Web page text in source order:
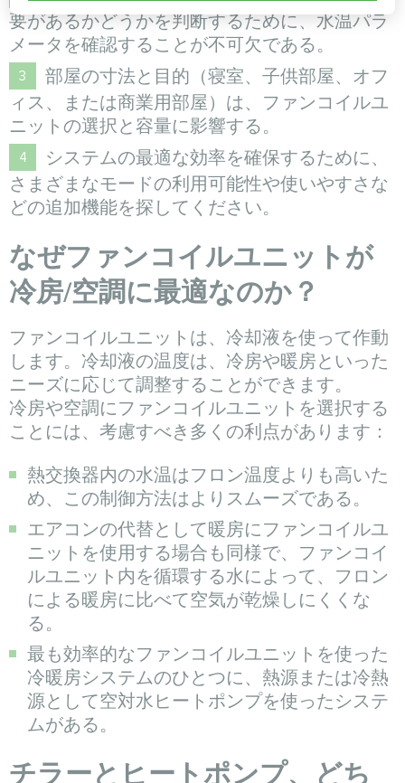
要があるかどうかを判断するために、水温パラ
メータを確認することが不可欠である。
部屋の寸法と目的（寝室、子供部屋、オフ
ィス、または商業用部屋）は、ファンコイルユ
ニットの選択と容量に影響する。
システムの最適な効率を確保するために、
さまざまなモードの利用可能性や使いやすさな
どの追加機能を探してください。
なぜファンコイルユニットが
冷房/空調に最適なのか？
ファンコイルユニットは、冷却液を使って作動
します。冷却液の温度は、冷房や暖房といった
ニーズに応じて調整することができます。
冷房や空調にファンコイルユニットを選択する
ことには、考慮すべき多くの利点があります：
熱交換器内の水温はフロン温度よりも高いた
め、この制御方法はよりスムーズである。
エアコンの代替として暖房にファンコイルユ
ニットを使用する場合も同様で、ファンコイ
ルユニット内を循環する水によって、フロン
による暖房に比べて空気が乾燥しにくくな
る。
最も効率的なファンコイルユニットを使った
冷暖房システムのひとつに、熱源または冷熱
源として空対水ヒートポンプを使ったシステ
ムがある。
チラーとヒートポンプ、どち